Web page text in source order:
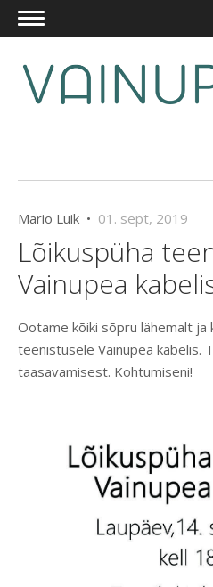
Mario Luik • 01. sept, 2019
Lõikuspüha
Vainupea
Ootame kõiki sõpru lähemalt ja
teenistusele Vainupea kabelis.
taasavamisest. Kohtumiseni!